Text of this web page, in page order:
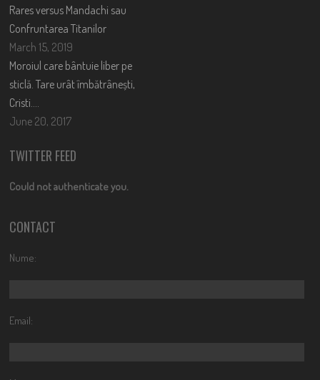
Rares versus Mandachi sau
Confruntarea Titanilor
March 15, 2019
Moroiul care bântuie liber pe
sticlă. Tare urât îmbătrânești,
Cristi….
June 20, 2017
TWITTER FEED
Could not authenticate you.
CONTACT
Nume:
Email: